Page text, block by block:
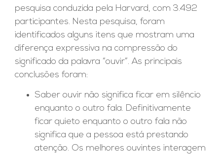
pesquisa conduzida pela Harvard, com 3.492
participantes. Nesta pesquisa, foram
identificados alguns itens que mostram uma
diferença expressiva na compressão do
significado da palavra “ouvir”. As principais
conclusões foram:
Saber ouvir não significa ficar em silêncio
enquanto o outro fala. Definitivamente
ficar quieto enquanto o outro fala não
significa que a pessoa está prestando
atenção. Os melhores ouvintes interagem